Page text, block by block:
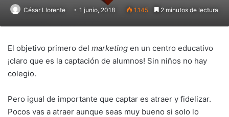
César Llorente 1 junio, 2018 1.145 2 minutos de lectura
El objetivo primero del marketing en un centro educativo
¡claro que es la captación de alumnos! Sin niños no hay
colegio.
Pero igual de importante que captar es atraer y fidelizar.
Pocos vas a atraer aunque seas muy bueno si solo lo